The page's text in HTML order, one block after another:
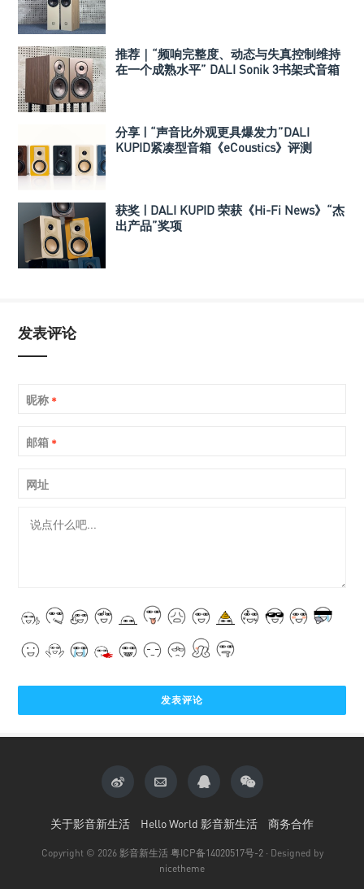
推荐｜“频响完整度、动态与失真控制维持
在一个成熟水平” DALI Sonik 3书架式音箱
分享 | “声音比外观更具爆发力”DALI
KUPID紧凑型音箱《eCoustics》评测
获奖 | DALI KUPID 荣获《Hi-Fi News》“杰
出产品”奖项
发表评论
昵称 *
邮箱 *
网址
关于影音新生活 Hello World 影音新生活 商务合作
Copyright © 2026 影音新生活 粤ICP备14020517号-2 · Designed by
nicetheme